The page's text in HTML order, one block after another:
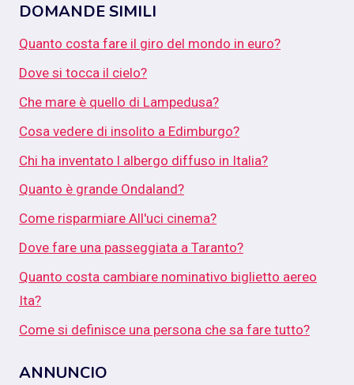
DOMANDE SIMILI
Quanto costa fare il giro del mondo in euro?
Dove si tocca il cielo?
Che mare è quello di Lampedusa?
Cosa vedere di insolito a Edimburgo?
Chi ha inventato l albergo diffuso in Italia?
Quanto è grande Ondaland?
Come risparmiare All'uci cinema?
Dove fare una passeggiata a Taranto?
Quanto costa cambiare nominativo biglietto aereo
Ita?
Come si definisce una persona che sa fare tutto?
ANNUNCIO